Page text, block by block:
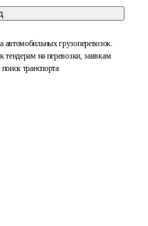
грузоперевозок.
тендерам на перевозки, заявкам
транспорта